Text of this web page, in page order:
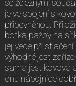
se železnými
je ve spojení s
připevněnou.
botka pažby na
jej vede při
výhodné jest
sama jest kovová
dnu nábojnice